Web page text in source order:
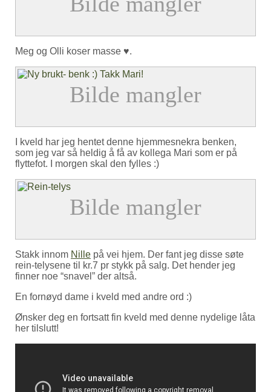
Meg og Olli koser masse ♥.
I kveld har jeg hentet denne hjemmesnekra benken,
som jeg var så heldig å få av kollega Mari som er på
flyttefot. I morgen skal den fylles :)
Stakk innom Nille på vei hjem. Der fant jeg disse søte
rein-telysene til kr.7 pr stykk på salg. Det hender jeg
finner noe “snavel” der altså.
En fornøyd dame i kveld med andre ord :)
Ønsker deg en fortsatt fin kveld med denne nydelige låta
her tilslutt!